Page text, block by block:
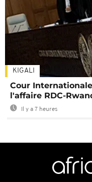
KIGALI
Cour
l'affaire RDC-
Il y a 7 heures